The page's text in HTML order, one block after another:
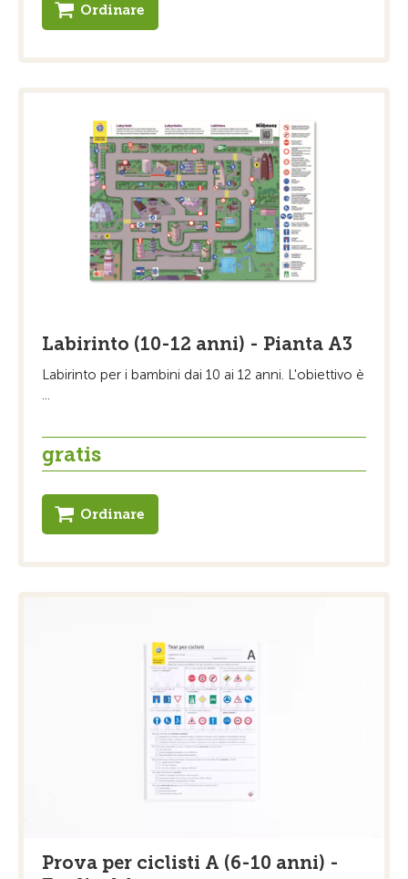
Ordinare
Labirinto (10-12 anni) - Pianta A3
Labirinto per i bambini dai 10 ai 12 anni. L'obiettivo è
...
gratis
Ordinare
Prova per ciclisti A (6-10 anni) -